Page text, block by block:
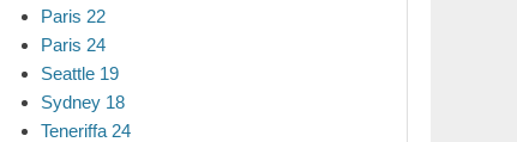
Paris 22
Paris 24
Seattle 19
Sydney 18
Teneriffa 24